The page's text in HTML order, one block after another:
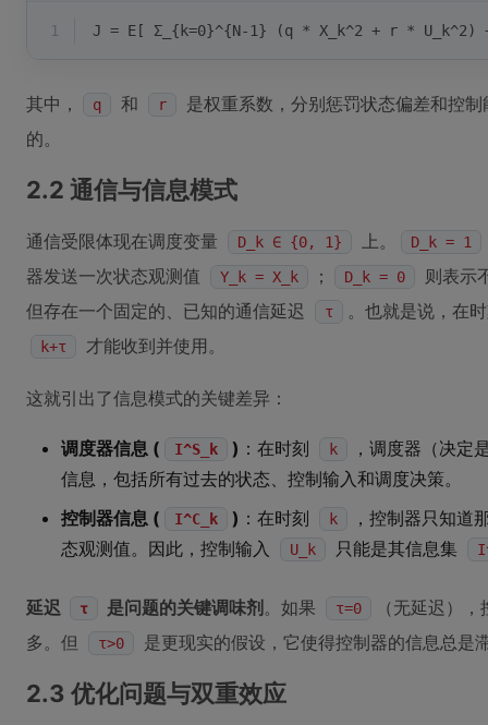
1 J = E[ Σ_{k=0}^{N-1} (q * X_k^2 + r * U_k^2)
其中， q 和 r
是权重系数，分别惩罚状态偏差和控
的。
2.2 通信与信息模式
通信受限体现在调度变量 D_k ∈ {0, 1} 上。 D_k = 1
器发送一次状态观测值
Y_k = X_k ； D_k = 0
则表示
但存在一个固定的、已知的通信延迟
τ 。也就是说，在
k+τ 才能收到并使用。
这就引出了信息模式的关键差异：
调度器信息 ( I^S_k ) ：在时刻 k
，调度器（决定
信息，包括所有过去的状态、控制输入和调度决策。
控制器信息 (
I^C_k ) ：在时刻 k
，控制器只知道
态观测值。因此，控制输入
U_k 只能是其信息集
延迟 τ 是问题的关键调味剂 。如果 τ=0
（无延迟）
多。但
τ>0 是更现实的假设，它使得控制器的信息总是
2.3 优化问题与双重效应